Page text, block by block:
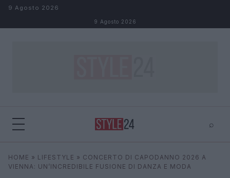
Salta al contenuto
9 Agosto 2026
9 Agosto 2026
⌕
Cerca ⌕
HOME » LIFESTYLE » CONCERTO DI CAPODANNO 2026 A
VIENNA: UN’INCREDIBILE FUSIONE DI DANZA E MODA